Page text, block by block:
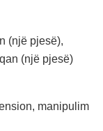
(një pjesë),
(një pjesë)
manipulim